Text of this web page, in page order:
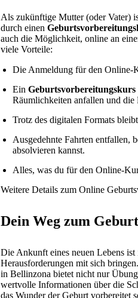
Als zukünftige Mutter (oder Vater)
durch einen
auch die Möglichkeit, online an
viele Vorteile:
Die Anmeldung für den Online-
Ein Geburtsvorbereitungskurs
Räumlichkeiten anfallen und die
Trotz des digitalen Formats
Ausgedehnte Fahrten entfallen,
absolvieren kannst.
Alles, was du für den Online-
Weitere Details zum Online
Dein Weg zum
Die Ankunft eines neuen Lebens
Herausforderungen mit sich
in Bellinzona bietet nicht nur
wertvolle Informationen über die
das Wunder der Geburt vorbereitet